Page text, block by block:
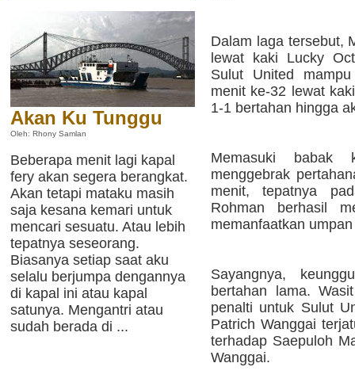
Akan Ku Tunggu
Oleh: Rhony Samlan
Beberapa menit lagi kapal
fery akan segera berangkat.
Akan tetapi mataku masih
saja kesana kemari untuk
mencari sesuatu. Atau lebih
tepatnya seseorang.
Biasanya setiap saat aku
selalu berjumpa dengannya
di kapal ini atau kapal
satunya. Mengantri atau
sudah berada di ...
Dalam laga tersebut,
lewat kaki Lucky
Sulut United
menit ke-32 lewat
1-1 bertahan hingga
Memasuki babak
menggebrak
menit, tepatnya
Rohman berhasil
memanfaatkan
Sayangnya,
bertahan lama.
penalti untuk Sulut
Patrich Wanggai
terhadap Saepuloh
Wanggai.